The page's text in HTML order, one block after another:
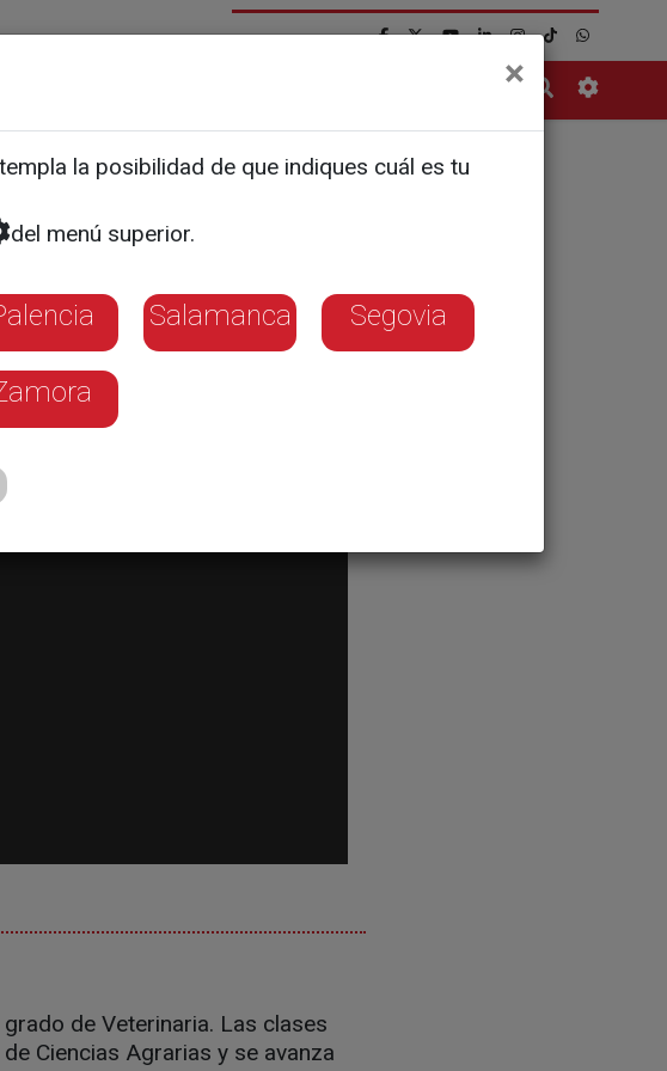
plazas
de Veterinaria. Las clases
Ciencias Agrarias y se avanza
×
la posibilidad de que indiques cuál es tu
del menú superior.
Salamanca Segovia